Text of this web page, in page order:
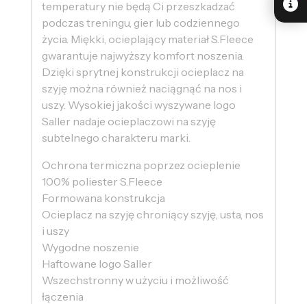
temperatury nie będą Ci przeszkadzać
podczas treningu, gier lub codziennego
życia. Miękki, ocieplający materiał S.Fleece
gwarantuje najwyższy komfort noszenia.
Dzięki sprytnej konstrukcji ocieplacz na
szyję można również naciągnąć na nos i
uszy. Wysokiej jakości wyszywane logo
Saller nadaje ocieplaczowi na szyję
subtelnego charakteru marki.
Ochrona termiczna poprzez ocieplenie
100% poliester S.Fleece
Formowana konstrukcja
Ocieplacz na szyję chroniący szyję, usta, nos
i uszy
Wygodne noszenie
Haftowane logo Saller
Wszechstronny w użyciu i możliwość
łączenia